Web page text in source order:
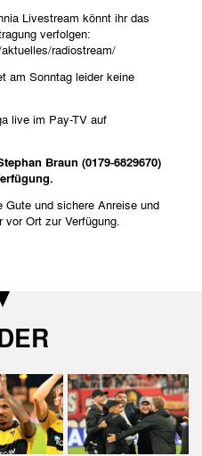
Livestream könnt ihr das
verfolgen:
radiostream/
am Sonntag leider keine
live im Pay-TV auf
Braun (0179-6829670)
Gute und sichere Anreise und
Ort zur Verfügung.